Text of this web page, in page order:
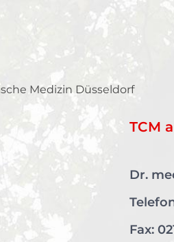
Medizin Düsseldorf
TCM
Dr.
Fax: